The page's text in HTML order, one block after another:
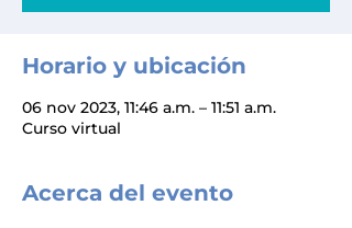
Horario y ubicación
06 nov 2023, 11:46 a.m. – 11:51 a.m.
Curso virtual
Acerca del evento